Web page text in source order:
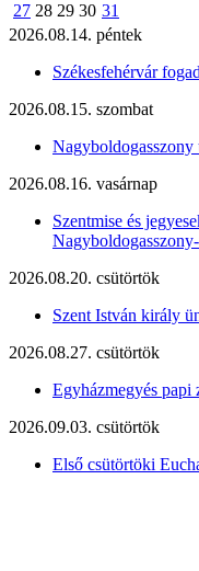
27 28 29 30 31
2026.08.14. péntek
Székesfehérvár
2026.08.15. szombat
Nagyboldogasszony
2026.08.16. vasárnap
Szentmise és
2026.08.20. csütörtök
Szent István király
2026.08.27. csütörtök
Egyházmegyés papi
2026.09.03. csütörtök
Első csütörtöki